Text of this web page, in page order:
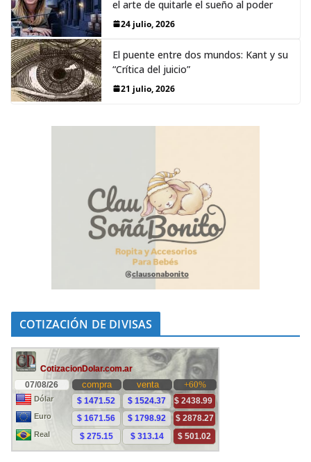
el arte de quitarle el sueño al poder
24 julio, 2026
El puente entre dos mundos: Kant y su
“Crítica del juicio”
21 julio, 2026
COTIZACIÓN DE DIVISAS